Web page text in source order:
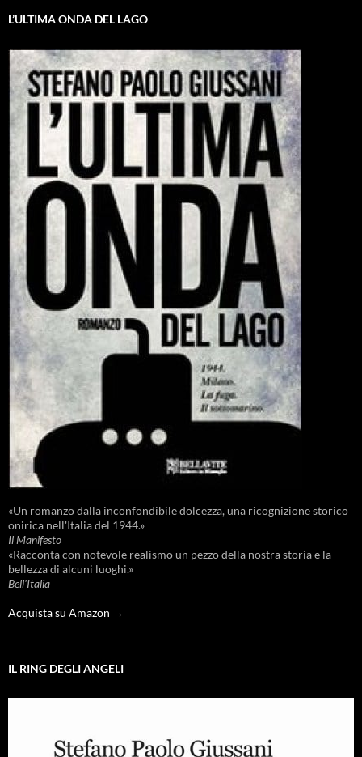
L’ULTIMA ONDA DEL LAGO
«Un romanzo dalla inconfondibile dolcezza, una ricognizione storico
onirica nell'Italia del 1944.»
Il Manifesto
«Racconta con notevole realismo un pezzo della nostra storia e la
bellezza di alcuni luoghi.»
Bell'Italia
Acquista su Amazon →
IL RING DEGLI ANGELI